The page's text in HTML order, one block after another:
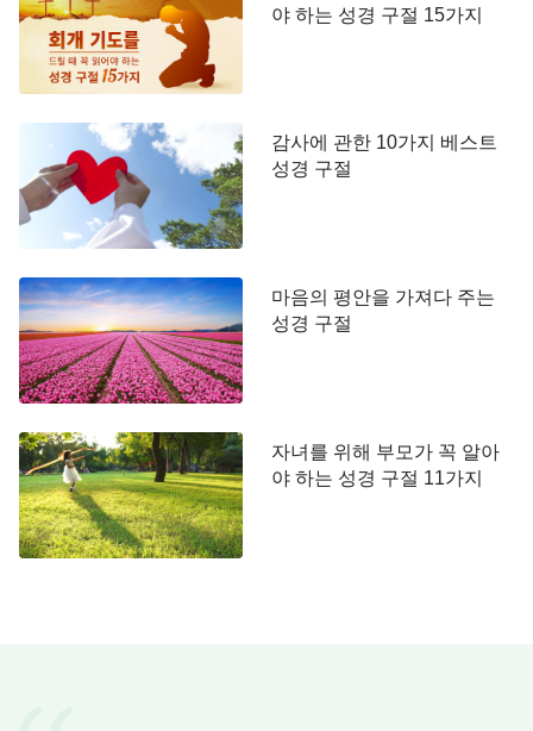
행하는 사역 또한 점점 높아진다. 그래야만 사람이
온전케 되어 하나님께 합당하게 쓰임 받을 수 있다.
하나님의 이러한 사역은 한편으로는 사람의 관념을
더 높고 더 실제적인 경지로 인도하고 하나님을 믿음
에 있어서 가장 높은 영역에 진입하게 함으로써 최종
적으로 하나님의 뜻을 이루기 위한 것이다. 본성이
패역하고 고의로 대적하는 사람들은 빠르고 거센 이
단계 사역에 의해 모두 도태될 것이고, 순종하는 마
음으로 기꺼이 자신을 ‘낮추려는’ 사람만이 이 길을
끝까지 갈 수 있다. 이러한 사역에서 너희는 모두 순
종하기를 배우고 관념을 내려놓는 법을 배워야 하며
지 못하고 건성으로 대한다면 반드시 성령께 버림받
는 자, 하나님의 사역을 방해하는 자가 될 것이다.
<진심으로 하나님께 순종하는 사람은 반드시 하나님께 얻
야 하는 성경 구절 15가지
감사에 관한 10가지 베스트
성경 구절
마음의 평안을 가져다 주는
성경 구절
자녀를 위해 부모가 꼭 알아
야 하는 성경 구절 11가지